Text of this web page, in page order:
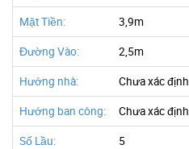
Mặt Tiền: 3,9m
Đường Vào: 2,5m
Hướng nhà: Chưa xác định
Hướng ban công: Chưa xác định
Số Lầu: 5